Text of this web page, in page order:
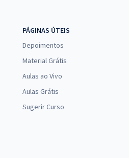
PÁGINAS ÚTEIS
Depoimentos
Material Grátis
Aulas ao Vivo
Aulas Grátis
Sugerir Curso